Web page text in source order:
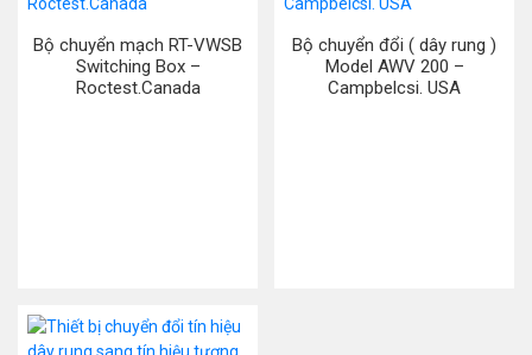
Bộ chuyển mạch RT-VWSB
Switching Box –
Roctest.Canada
Bộ chuyển đổi ( dây rung )
Model AWV 200 –
Campbelcsi. USA